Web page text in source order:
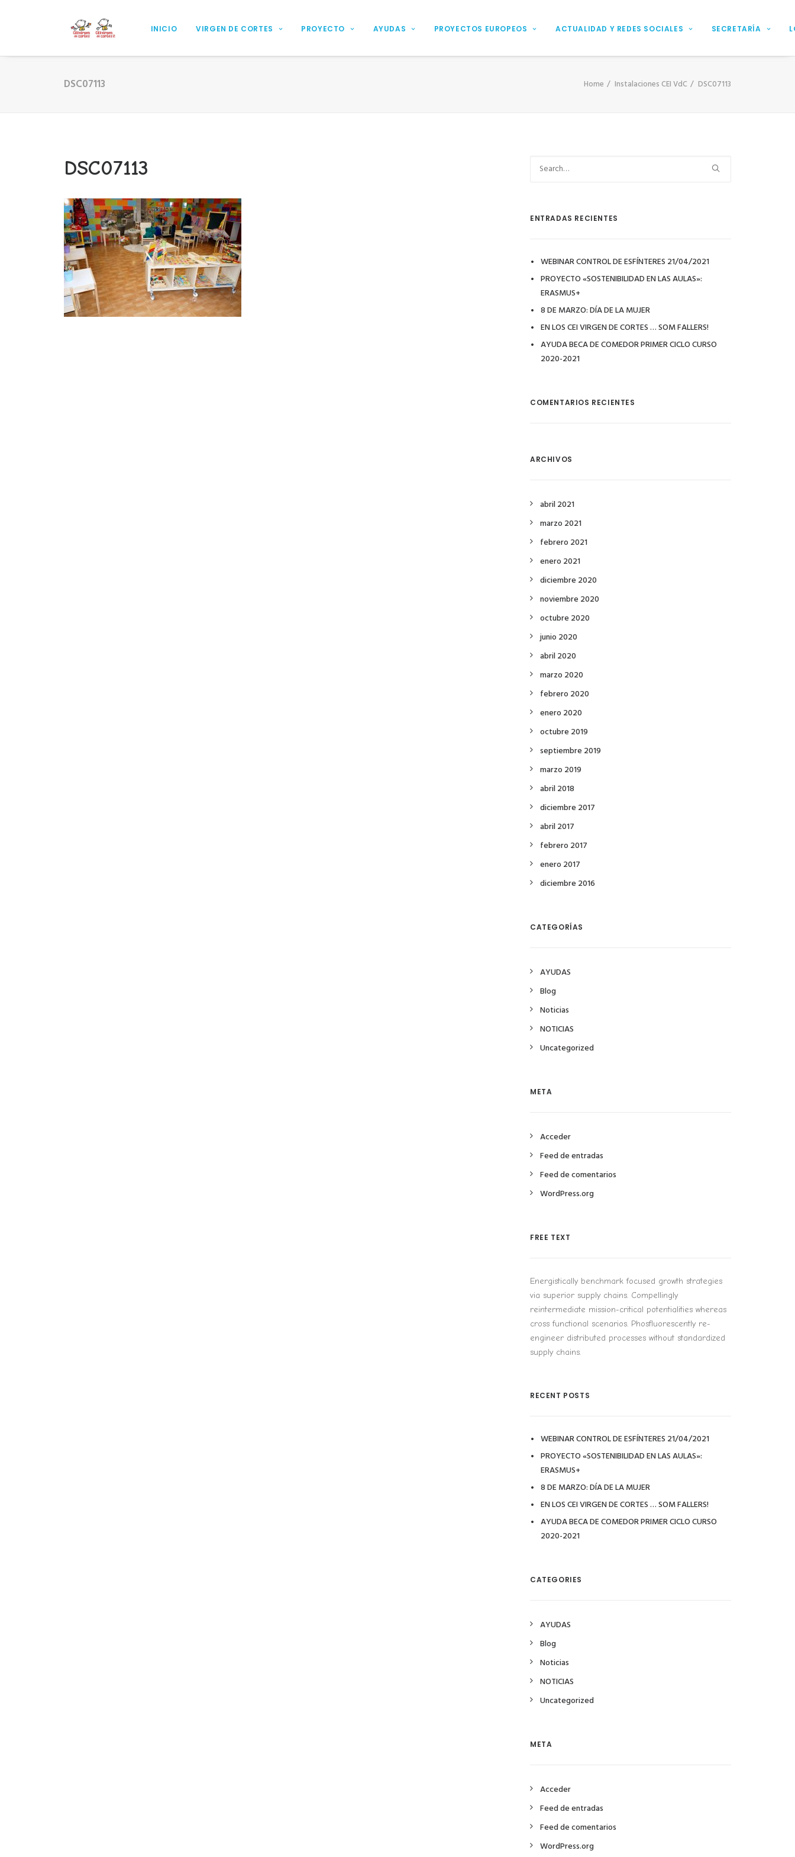
INICIO VIRGEN DE CORTES PROYECTO AYUDAS PROYECTOS EUROPEOS ACTUALIDAD Y REDES SOCIALES SECRETARÍA
DSC07113 Home Instalaciones CEI VdC DSC07113
DSC07113
ENTRADAS RECIENTES
WEBINAR CONTROL DE ESFÍNTERES 21/04/2021
PROYECTO «SOSTENIBILIDAD EN LAS AULAS»:
ERASMUS+
8 DE MARZO: DÍA DE LA MUJER
EN LOS CEI VIRGEN DE CORTES … SOM FALLERS!
AYUDA BECA DE COMEDOR PRIMER CICLO CURSO
2020-2021
COMENTARIOS RECIENTES
ARCHIVOS
abril 2021
marzo 2021
febrero 2021
enero 2021
diciembre 2020
noviembre 2020
octubre 2020
junio 2020
abril 2020
marzo 2020
febrero 2020
enero 2020
octubre 2019
septiembre 2019
marzo 2019
abril 2018
diciembre 2017
abril 2017
febrero 2017
enero 2017
diciembre 2016
CATEGORÍAS
AYUDAS
Blog
Noticias
NOTICIAS
Uncategorized
META
Acceder
Feed de entradas
Feed de comentarios
WordPress.org
FREE TEXT
Energistically benchmark focused growth strategies
via superior supply chains. Compellingly
reintermediate mission-critical potentialities whereas
cross functional scenarios. Phosfluorescently re-
engineer distributed processes without standardized
supply chains.
RECENT POSTS
WEBINAR CONTROL DE ESFÍNTERES 21/04/2021
PROYECTO «SOSTENIBILIDAD EN LAS AULAS»:
ERASMUS+
8 DE MARZO: DÍA DE LA MUJER
EN LOS CEI VIRGEN DE CORTES … SOM FALLERS!
AYUDA BECA DE COMEDOR PRIMER CICLO CURSO
2020-2021
CATEGORIES
AYUDAS
Blog
Noticias
NOTICIAS
Uncategorized
META
Acceder
Feed de entradas
Feed de comentarios
WordPress.org